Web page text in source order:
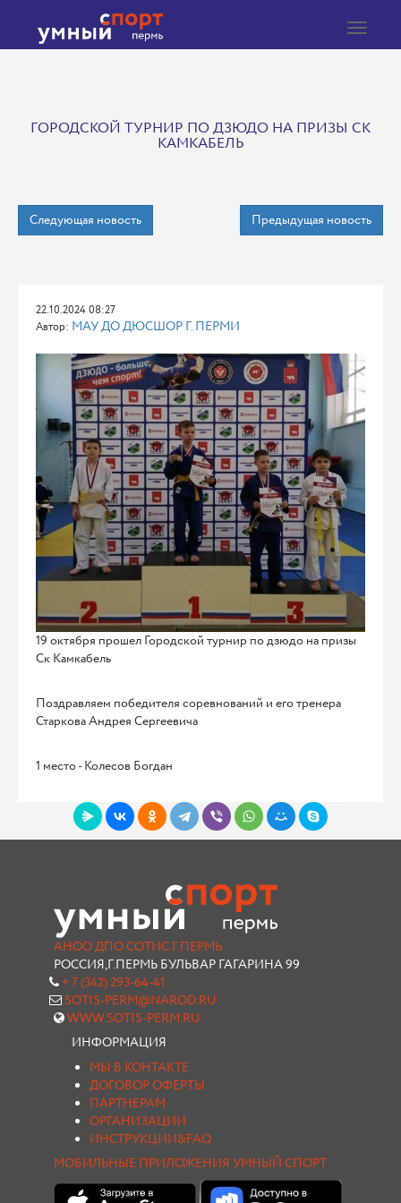
Toggle
ГОРОДСКОЙ ТУРНИР ПО ДЗЮДО НА ПРИЗЫ СК
КАМКАБЕЛЬ
Следующая новость Предыдущая новость
22.10.2024 08:27
Автор: МАУ ДО ДЮСШОР Г. ПЕРМИ
19 октября прошел Городской турнир по дзюдо на призы
Ск Камкабель
Поздравляем победителя соревнований и его тренера
Старкова Андрея Сергеевича
1 место - Колесов Богдан
АНОО ДПО СОТИС Г.ПЕРМЬ
РОССИЯ,Г.ПЕРМЬ БУЛЬВАР ГАГАРИНА 99
+ 7 (342) 293-64-41
SOTIS-PERM@NAROD.RU
WWW.SOTIS-PERM.RU
ИНФОРМАЦИЯ
МЫ В КОНТАКТЕ
ДОГОВОР ОФЕРТЫ
ПАРТНЕРАМ
ОРГАНИЗАЦИИ
ИНСТРУКЦИИ&FAQ
МОБИЛЬНЫЕ ПРИЛОЖЕНИЯ УМНЫЙ СПОРТ